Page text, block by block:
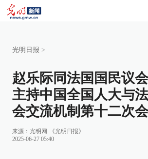
光明日报 >
赵乐际同法国国民议
主持中国全国人大与
会交流机制第十二次
来源： 光明网-《光明日报》
2025-06-27 05:40